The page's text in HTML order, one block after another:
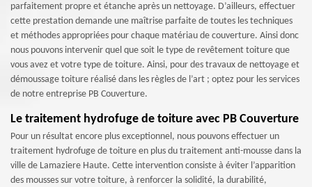
parfaitement propre et étanche après un nettoyage. D’ailleurs, effectuer
cette prestation demande une maîtrise parfaite de toutes les techniques
et méthodes appropriées pour chaque matériau de couverture. Ainsi donc
nous pouvons intervenir quel que soit le type de revêtement toiture que
vous avez et votre type de toiture. Ainsi, pour des travaux de nettoyage et
démoussage toiture réalisé dans les règles de l’art ; optez pour les services
de notre entreprise PB Couverture.
Le traitement hydrofuge de toiture avec PB Couverture
Pour un résultat encore plus exceptionnel, nous pouvons effectuer un
traitement hydrofuge de toiture en plus du traitement anti-mousse dans la
ville de Lamaziere Haute. Cette intervention consiste à éviter l’apparition
des mousses sur votre toiture, à renforcer la solidité, la durabilité,